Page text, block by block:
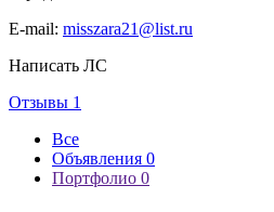
E-mail: misszara21@list.ru
Написать ЛС
Отзывы 1
Все
Объявления 0
Портфолио 0